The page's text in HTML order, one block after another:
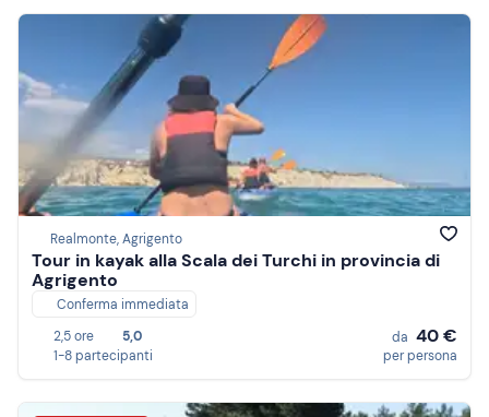
Realmonte, Agrigento
Tour in kayak alla Scala dei Turchi in provincia di
Agrigento
Conferma immediata
2,5 ore
5,0
1-8 partecipanti
da 40 €
per persona